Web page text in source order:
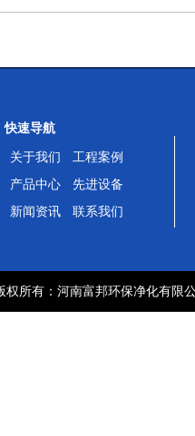
快速导航
关于我们
工程案例
产品中心
先进设备
新闻资讯
联系我们
权所有：河南富邦环保净化有限